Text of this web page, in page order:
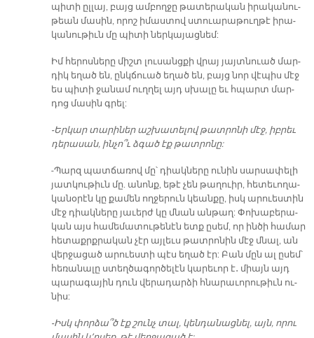
պի­տի ըլ­լայ, բայց ամ­բող­ջը թա­տե­րա­կան ի­րա­կա­նու­
թեան մա­սին, ո­րոշ ի­մաս­տով ստուա­րա­թուղ­թէ ի­րա­
կա­նու­թիւն մը պի­տի ներ­կա­յաց­նեմ:
Իմ հե­րոս­ները միշտ լու­սանց­քի վրայ յայտ­նուած մար­
դիկ ե­ղած են, ընկ­ճուած ե­ղած են, բայց նոր վէ­պիս մէջ
ես պի­տի ջա­նամ ուղ­ղել այդ սխա­լը եւ հպարտ մար­
դոց մա­սին գրել:
-Եր­կար տա­րի­ներ աշ­խա­տե­լով թատ­­րո­նի մէջ, իբ­րեւ
դե­րա­սան, ին­չո՞ւ ձգած էք թատ­րո­նը:
-Պարզ պատ­ճա­ռով մը՝ դիակ­նե­րը ու­նին սար­սա­փե­լի
յատ­կու­թիւն մը. ա­նոնք, ե­թէ չեն թա­ղուիր, հե­տե­ւո­ղա­
կա­նօ­րէն կը քա­մեն ող­ջե­րուն կեան­քը, իսկ ա­րուես­տին
մէջ դիակ­նե­րը յա­ւերժ կը մնան ան­թաղ: Փո­խա­բե­րա­
կան այս հա­մե­մա­տու­թե­նէն ետք ը­սեմ, որ ին­ծի համար
հե­տաքր­քրական չէր այ­լեւս թատ­րո­նին մէջ մնալ, ան
վեր­ջա­ցած ա­րուես­տի պէս ե­ղած էր: Բան մըն ալ ը­սեմ՝
հե­ռա­նա­լը ստեղ­ծա­գոր­ծե­լէն կա­րե­ւոր է․ միայն այդ
պա­րա­գա­յին դուն վե­րա­դար­ձի հնա­րա­ւո­րու­թիւն ու­
նիս:
-Իսկ փոր­ձա՞ծ էք շունչ տալ, կեն­դա­նաց­նել, այն, որու